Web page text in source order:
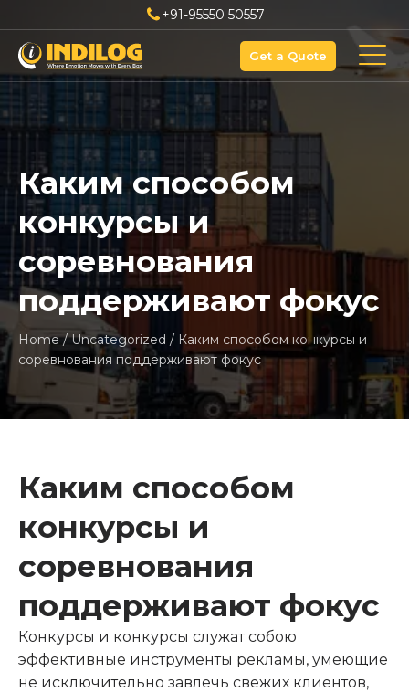
+91-95550 50557
Get a Quote
Каким способом
конкурсы и
соревнования
поддерживают фокус
Home/Uncategorized / Каким способом конкурсы и
соревнования поддерживают фокус
Каким способом
конкурсы и
соревнования
поддерживают фокус
Конкурсы и конкурсы служат собою
эффективные инструменты рекламы, умеющие
не исключительно завлечь свежих клиентов,